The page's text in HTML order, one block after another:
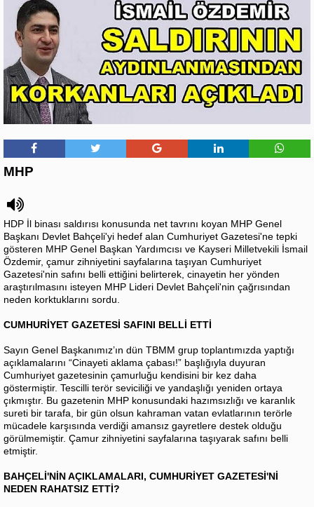
MHP
HDP İl binası saldırısı konusunda net tavrını koyan MHP Genel
Başkanı Devlet Bahçeli'yi hedef alan Cumhuriyet Gazetesi'ne tepki
gösteren MHP Genel Başkan Yardımcısı ve Kayseri Milletvekili İsmail
Özdemir, çamur zihniyetini sayfalarına taşıyan Cumhuriyet
Gazetesi'nin safını belli ettiğini belirterek, cinayetin her yönden
araştırılmasını isteyen MHP Lideri Devlet Bahçeli'nin çağrısından
neden korktuklarını sordu.
CUMHURİYET GAZETESİ SAFINI BELLİ ETTİ
Sayın Genel Başkanımız’ın dün TBMM grup toplantımızda yaptığı
açıklamalarını “Cinayeti aklama çabası!” başlığıyla duyuran
Cumhuriyet gazetesinin çamurluğu kendisini bir kez daha
göstermiştir. Tescilli terör seviciliği ve yandaşlığı yeniden ortaya
çıkmıştır. Bu gazetenin MHP konusundaki hazımsızlığı ve karanlık
sureti bir tarafa, bir gün olsun kahraman vatan evlatlarının terörle
mücadele karşısında verdiği amansız gayretlere destek olduğu
görülmemiştir. Çamur zihniyetini sayfalarına taşıyarak safını belli
etmiştir.
BAHÇELİ'NİN AÇIKLAMALARI, CUMHURİYET GAZETESİ'Nİ
NEDEN RAHATSIZ ETTİ?